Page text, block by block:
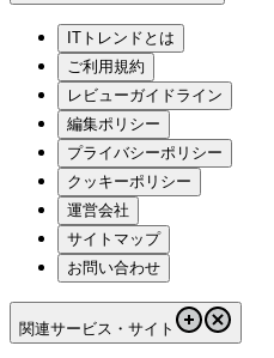
ITトレンドとは
ご利用規約
レビューガイドライン
編集ポリシー
プライバシーポリシー
クッキーポリシー
運営会社
サイトマップ
お問い合わせ
関連サービス・サイト